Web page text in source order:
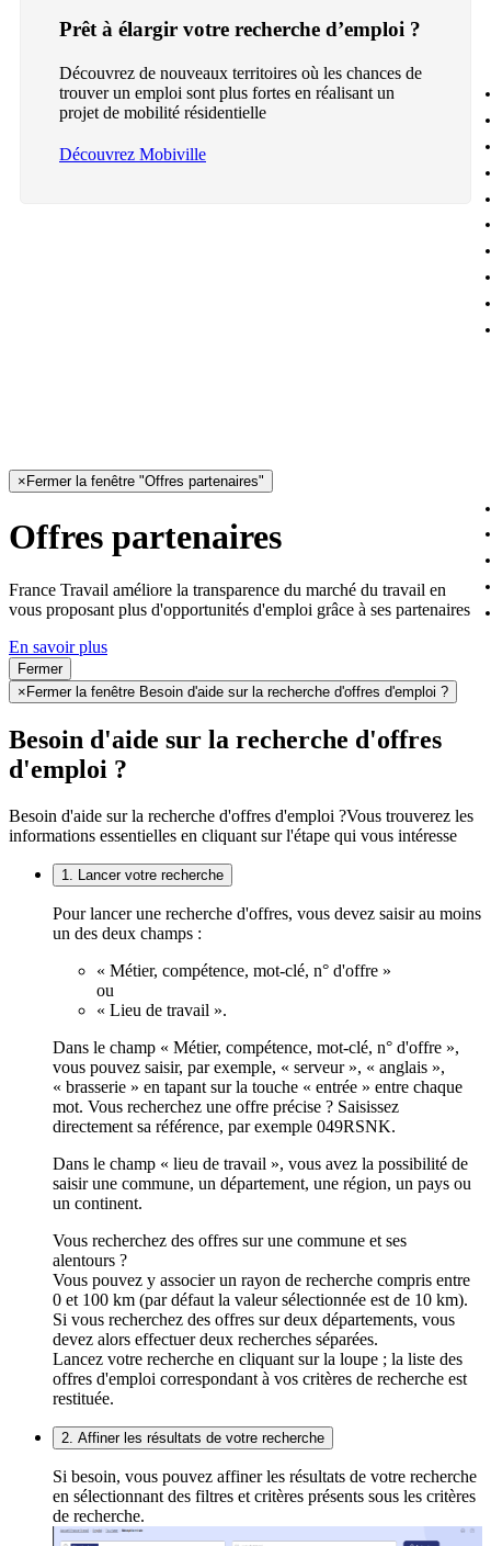
Prêt à élargir votre recherche d’emploi ?
Découvrez de nouveaux territoires où les chances de
trouver un emploi sont plus fortes en réalisant un
projet de mobilité résidentielle
Découvrez Mobiville
× Fermer la fenêtre "Offres partenaires"
Offres partenaires
France Travail améliore la transparence du marché du travail en
vous proposant plus d'opportunités d'emploi grâce à ses partenaires
En savoir plus
Fermer
× Fermer la fenêtre Besoin d'aide sur la recherche d'offres d'emploi ?
Besoin d'aide sur la recherche d'offres
d'emploi ?
Besoin d'aide sur la recherche d'offres d'emploi ?Vous trouverez les
informations essentielles en cliquant sur l'étape qui vous intéresse
1. Lancer votre recherche
Pour lancer une recherche d'offres, vous devez saisir au moins
un des deux champs :
« Métier, compétence, mot-clé, n° d'offre »
ou
« Lieu de travail ».
Dans le champ « Métier, compétence, mot-clé, n° d'offre »,
vous pouvez saisir, par exemple, « serveur », « anglais »,
« brasserie » en tapant sur la touche « entrée » entre chaque
mot. Vous recherchez une offre précise ? Saisissez
directement sa référence, par exemple 049RSNK.
Dans le champ « lieu de travail », vous avez la possibilité de
saisir une commune, un département, une région, un pays ou
un continent.
Vous recherchez des offres sur une commune et ses
alentours ?
Vous pouvez y associer un rayon de recherche compris entre
0 et 100 km (par défaut la valeur sélectionnée est de 10 km).
Si vous recherchez des offres sur deux départements, vous
devez alors effectuer deux recherches séparées.
Lancez votre recherche en cliquant sur la loupe ; la liste des
offres d'emploi correspondant à vos critères de recherche est
restituée.
2. Affiner les résultats de votre recherche
Si besoin, vous pouvez affiner les résultats de votre recherche
en sélectionnant des filtres et critères présents sous les critères
de recherche.